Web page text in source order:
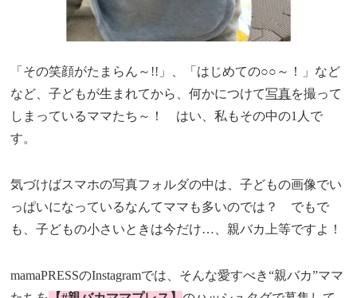
「その笑顔がたまらん～!!」、「はじめての○○～！」など
など、子どもが生まれてから、何かにつけて写真を撮って
しまっているママたち～！ はい、私もその中の1人で
す。
気づけばスマホの写真フォルダの中は、子どもの画像でい
っぱいになっているなんてママも多いのでは？ でもで
も、子どもの小さいときは今だけ…、親バカ上等ですよ！
mamaPRESSのInstagramでは、そんな愛すべき“親バカ”ママ